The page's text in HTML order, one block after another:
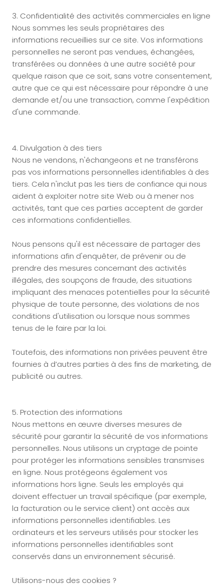
3. Confidentialité des activités commerciales en ligne
Nous sommes les seuls propriétaires des
informations recueillies sur ce site. Vos informations
personnelles ne seront pas vendues, échangées,
transférées ou données à une autre société pour
quelque raison que ce soit, sans votre consentement,
autre que ce qui est nécessaire pour répondre à une
demande et/ou une transaction, comme l'expédition
d'une commande.
4. Divulgation à des tiers
Nous ne vendons, n'échangeons et ne transférons
pas vos informations personnelles identifiables à des
tiers. Cela n'inclut pas les tiers de confiance qui nous
aident à exploiter notre site Web ou à mener nos
activités, tant que ces parties acceptent de garder
ces informations confidentielles.
Nous pensons qu'il est nécessaire de partager des
informations afin d'enquêter, de prévenir ou de
prendre des mesures concernant des activités
illégales, des soupçons de fraude, des situations
impliquant des menaces potentielles pour la sécurité
physique de toute personne, des violations de nos
conditions d'utilisation ou lorsque nous sommes
tenus de le faire par la loi.
Toutefois, des informations non privées peuvent être
fournies à d’autres parties à des fins de marketing, de
publicité ou autres.
5. Protection des informations
Nous mettons en œuvre diverses mesures de
sécurité pour garantir la sécurité de vos informations
personnelles. Nous utilisons un cryptage de pointe
pour protéger les informations sensibles transmises
en ligne. Nous protégeons également vos
informations hors ligne. Seuls les employés qui
doivent effectuer un travail spécifique (par exemple,
la facturation ou le service client) ont accès aux
informations personnelles identifiables. Les
ordinateurs et les serveurs utilisés pour stocker les
informations personnelles identifiables sont
conservés dans un environnement sécurisé.
Utilisons-nous des cookies ?